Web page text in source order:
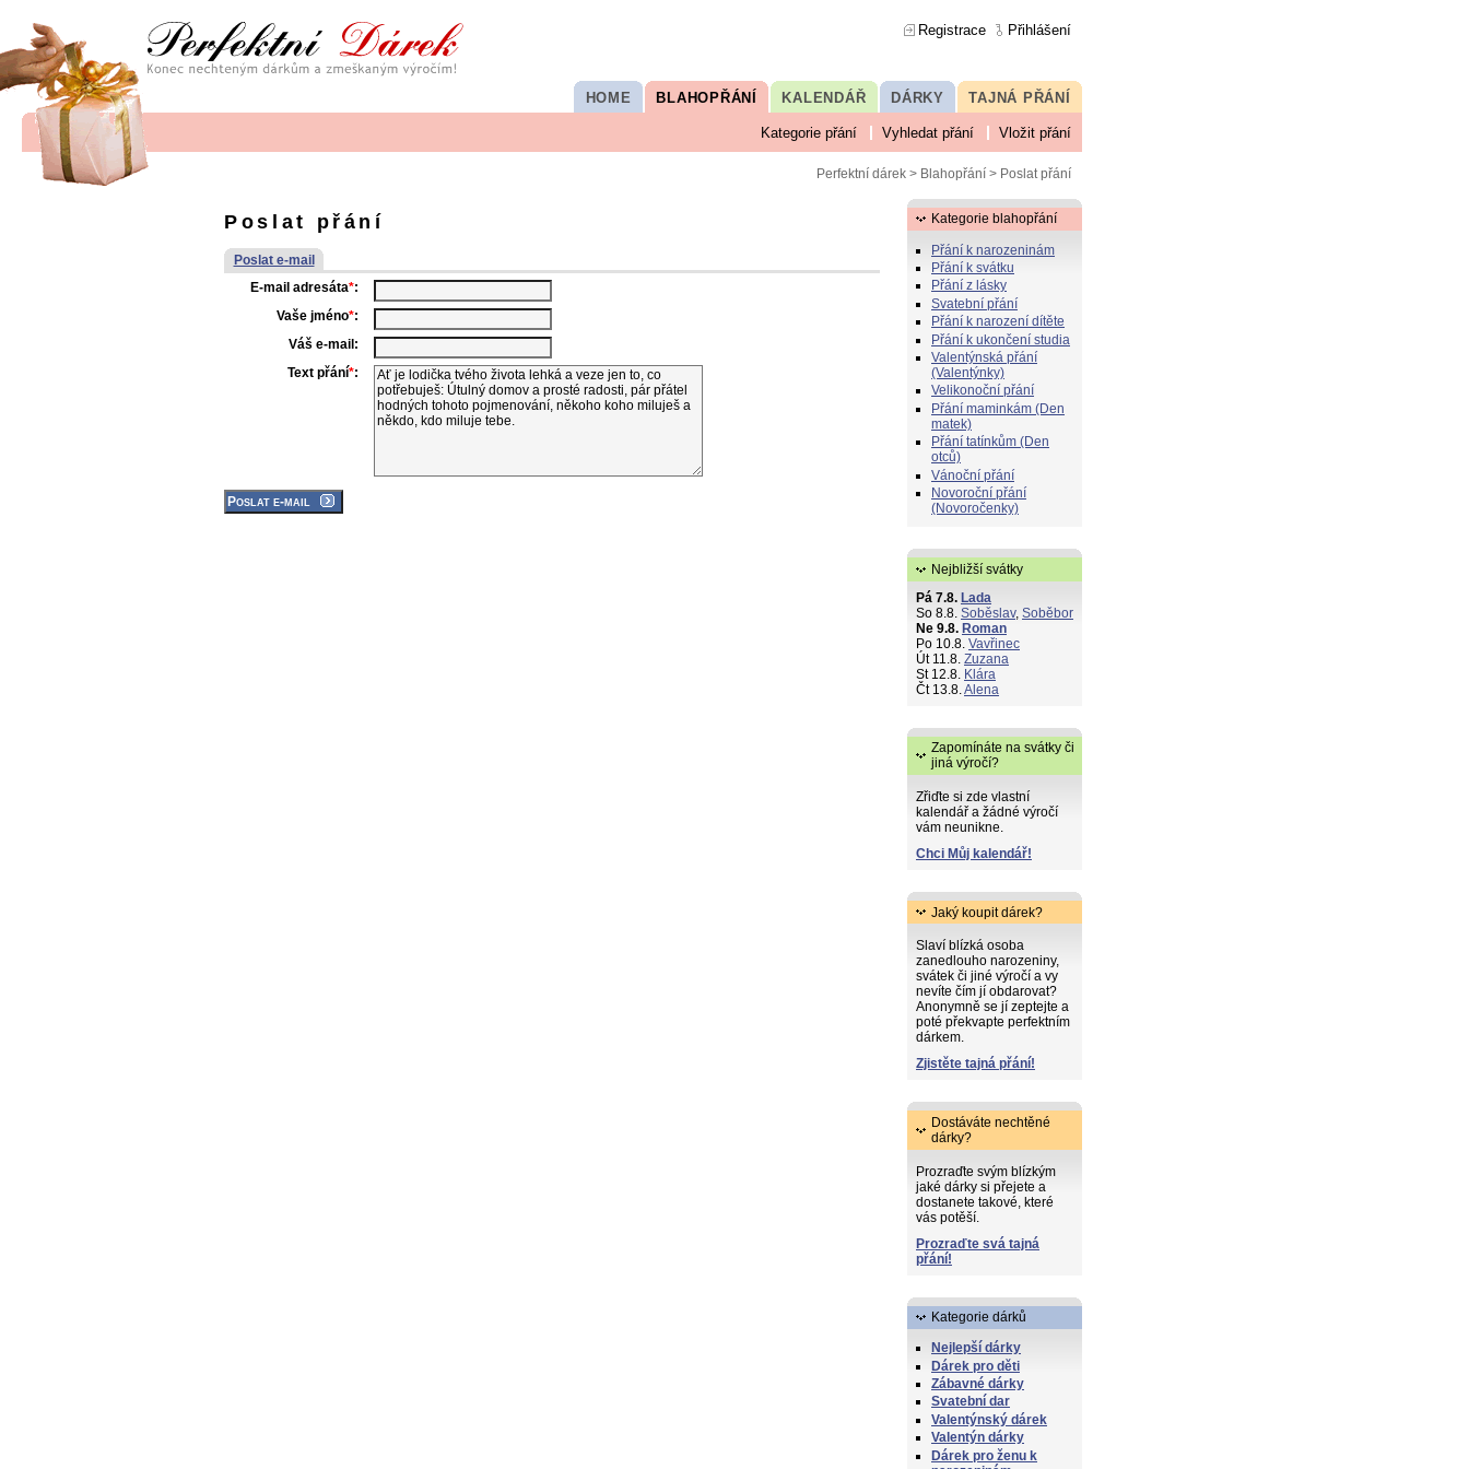
Registrace Přihlášení
TAJNÁ PŘÁNÍ
DÁRKY
KALENDÁŘ
BLAHOPŘÁNÍ
HOME
Kategorie přání Vyhledat přání Vložit přání
Perfektní dárek > Blahopřání > Poslat přání
Poslat přání
Poslat e-mail
E-mail adresáta*:
Vaše jméno*:
Váš e-mail:
Text přání*:
Kategorie blahopřání
Přání k narozeninám
Přání k svátku
Přání z lásky
Svatební přání
Přání k narození dítěte
Přání k ukončení studia
Valentýnská přání
(Valentýnky)
Velikonoční přání
Přání maminkám (Den
matek)
Přání tatínkům (Den
otců)
Vánoční přání
Novoroční přání
(Novoročenky)
Nejbližší svátky
Pá 7.8. Lada
So 8.8. Soběslav, Soběbor
Ne 9.8. Roman
Po 10.8. Vavřinec
Út 11.8. Zuzana
St 12.8. Klára
Čt 13.8. Alena
Zapomínáte na svátky či
jiná výročí?
Zřiďte si zde vlastní
kalendář a žádné výročí
vám neunikne.
Chci Můj kalendář!
Jaký koupit dárek?
Slaví blízká osoba
zanedlouho narozeniny,
svátek či jiné výročí a vy
nevíte čím jí obdarovat?
Anonymně se jí zeptejte a
poté překvapte perfektním
dárkem.
Zjistěte tajná přání!
Dostáváte nechtěné
dárky?
Prozraďte svým blízkým
jaké dárky si přejete a
dostanete takové, které
vás potěší.
Prozraďte svá tajná
přání!
Kategorie dárků
Nejlepší dárky
Dárek pro děti
Zábavné dárky
Svatební dar
Valentýnský dárek
Valentýn dárky
Dárek pro ženu k